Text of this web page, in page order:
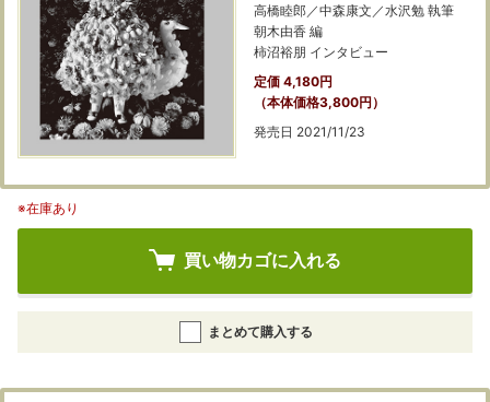
高橋睦郎／中森康文／水沢勉 執筆
朝木由香 編
柿沼裕朋 インタビュー
定価 4,180円
（本体価格3,800円）
発売日 2021/11/23
※在庫あり
買い物カゴに入れる
まとめて購入する